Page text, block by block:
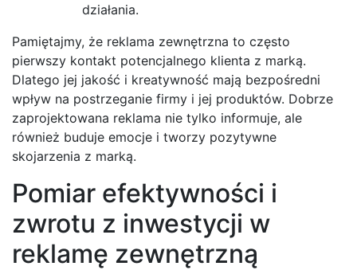
działania.
Pamiętajmy, że reklama zewnętrzna to często
pierwszy kontakt potencjalnego klienta z marką.
Dlatego jej jakość i kreatywność mają bezpośredni
wpływ na postrzeganie firmy i jej produktów. Dobrze
zaprojektowana reklama nie tylko informuje, ale
również buduje emocje i tworzy pozytywne
skojarzenia z marką.
Pomiar efektywności i
zwrotu z inwestycji w
reklamę zewnętrzną